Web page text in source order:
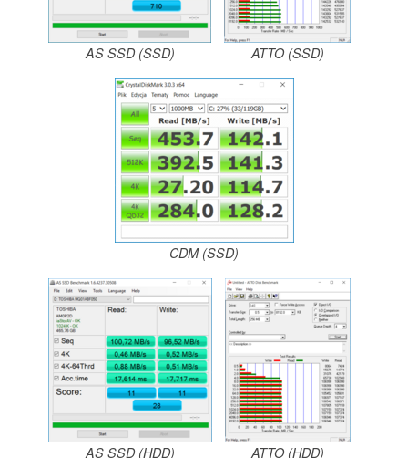
AS SSD (SSD) ATTO (SSD)
CDM (SSD)
AS SSD (HDD) ATTO (HDD)